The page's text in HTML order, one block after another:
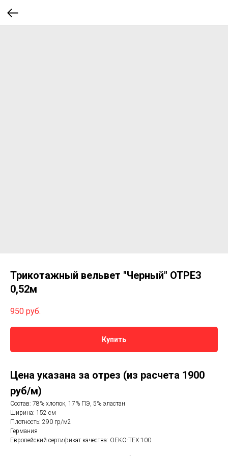
Трикотажный вельвет "Черный" ОТРЕЗ
0,52м
950 руб.
Купить
Цена указана за отрез (из расчета 1900
руб/м)
Состав: 78% хлопок, 17% ПЭ, 5% эластан
Ширина: 152 см
Плотность: 290 гр/м2
Германия
Европейский сертификат качества: OEKO-TEX 100